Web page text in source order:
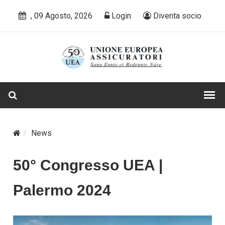
, 09 Agosto, 2026 Login Diventa socio
News
50° Congresso UEA |
Palermo 2024